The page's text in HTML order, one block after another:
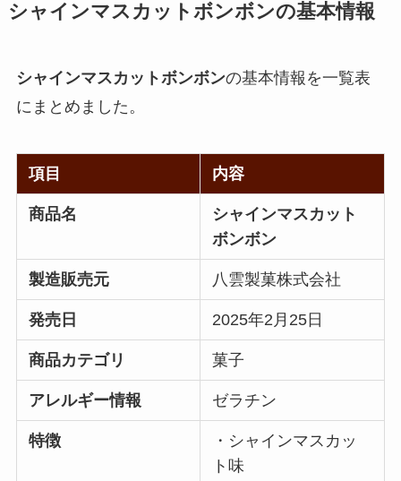
シャインマスカットボンボンの基本情報
シャインマスカットボンボンの基本情報を一覧表
にまとめました。
項目 内容
商品名
シャインマスカット
ボンボン
製造販売元 八雲製菓株式会社
発売日 2025年2月25日
商品カテゴリ 菓子
アレルギー情報 ゼラチン
特徴
・シャインマスカッ
ト味